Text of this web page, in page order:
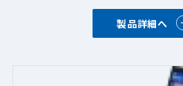
・ドロップイン構成及び気密封止
製品詳細へ